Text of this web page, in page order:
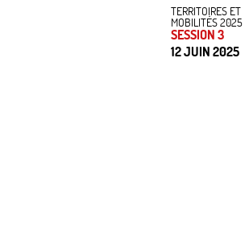
TERRITOIRES ET
MOBILITÉS 2025
SESSION 3
12 JUIN 2025